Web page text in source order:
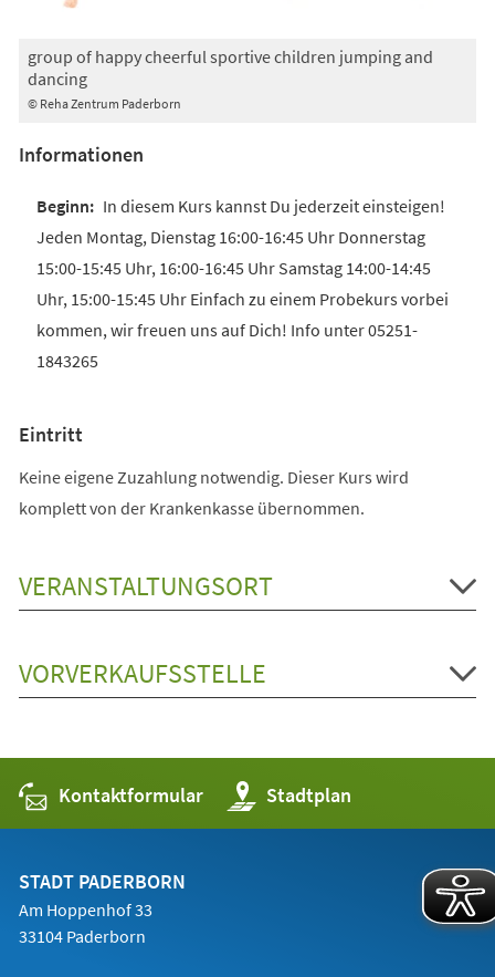
© Reha Zentrum Paderborn
group of happy cheerful sportive children jumping and
dancing
Informationen
In diesem Kurs kannst Du jederzeit einsteigen!
Jeden Montag, Dienstag 16:00-16:45 Uhr Donnerstag
15:00-15:45 Uhr, 16:00-16:45 Uhr Samstag 14:00-14:45
Uhr, 15:00-15:45 Uhr Einfach zu einem Probekurs vorbei
kommen, wir freuen uns auf Dich! Info unter 05251-
1843265
Eintritt
Keine eigene Zuzahlung notwendig. Dieser Kurs wird
komplett von der Krankenkasse übernommen.
VERANSTALTUNGSORT
VORVERKAUFSSTELLE
Kontaktformular Stadtplan
(Öffnet
in
einem
STADT PADERBORN
Am Hoppenhof 33
33104 Paderborn